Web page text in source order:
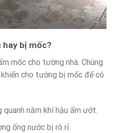
hay bị mốc?
mốc cho tường nhà. Chúng
cho tường bị mốc để có
năm khí hậu ẩm ướt.
ống nước bị rò rỉ